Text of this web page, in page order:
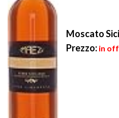
Moscato
Prezzo: in